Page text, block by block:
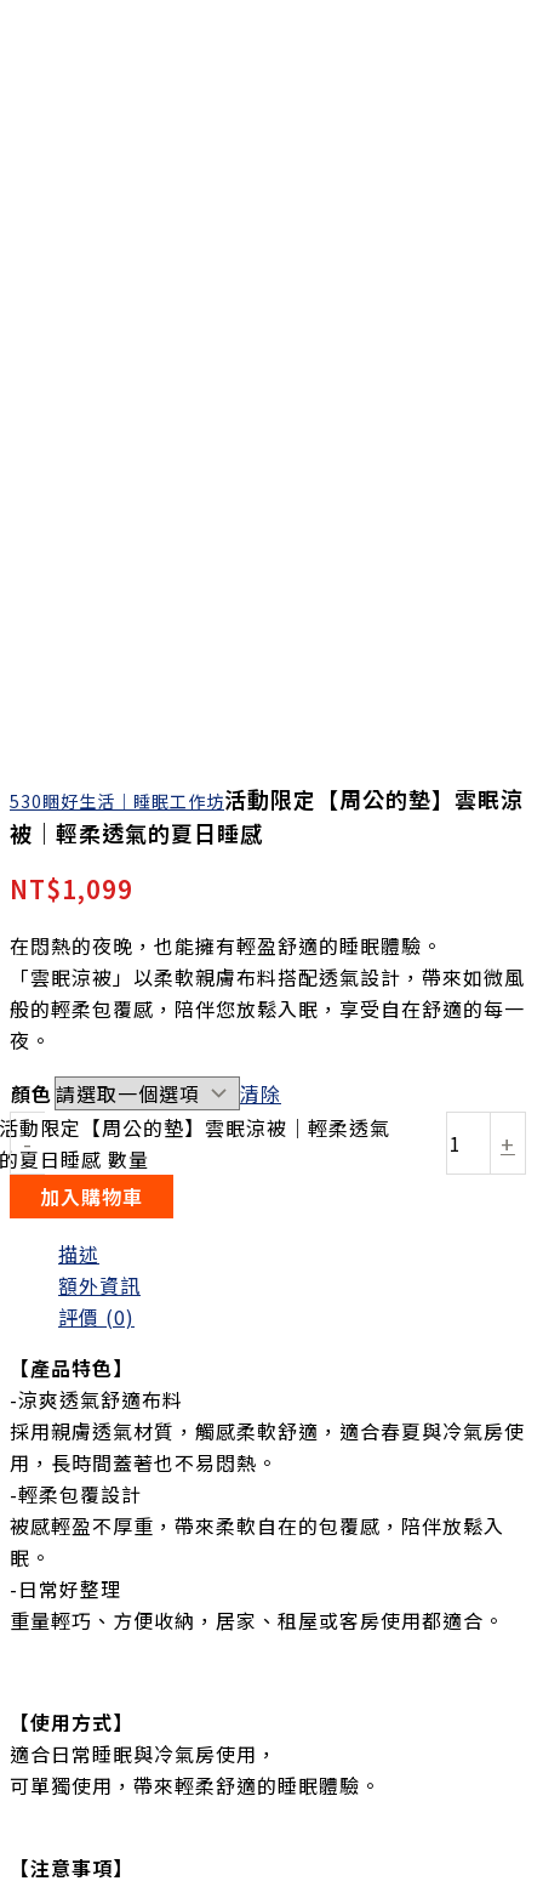
530睏好生活｜睡眠工作坊活動限定【周公的墊】雲眠涼
被｜輕柔透氣的夏日睡感
NT$1,099
在悶熱的夜晚，也能擁有輕盈舒適的睡眠體驗。
「雲眠涼被」以柔軟親膚布料搭配透氣設計，帶來如微風
般的輕柔包覆感，陪伴您放鬆入眠，享受自在舒適的每一
夜。
顏色
清除
-
活動限定【周公的墊】雲眠涼被｜輕柔透氣
的夏日睡感 數量
+
加入購物車
描述
額外資訊
評價 (0)
【產品特色】
-涼爽透氣舒適布料
採用親膚透氣材質，觸感柔軟舒適，適合春夏與冷氣房使
用，長時間蓋著也不易悶熱。
-輕柔包覆設計
被感輕盈不厚重，帶來柔軟自在的包覆感，陪伴放鬆入
眠。
-日常好整理
重量輕巧、方便收納，居家、租屋或客房使用都適合。
【使用方式】
適合日常睡眠與冷氣房使用，
可單獨使用，帶來輕柔舒適的睡眠體驗。
【注意事項】